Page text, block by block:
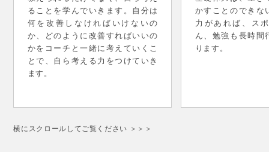
ることを学んでいきます。自分は
何を改善しなければいけないの
か、どのように改善すればいいの
かをコーチと一緒に考えていくこ
とで、自ら考える力をつけていき
ます。
かすことのできな
力があれば、ス
ん、勉強も長時間
ります。
横にスクロールしてご覧ください ＞＞＞